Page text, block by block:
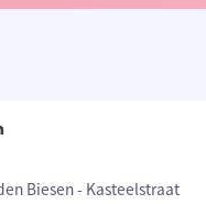
Biesen - Kasteelstraat